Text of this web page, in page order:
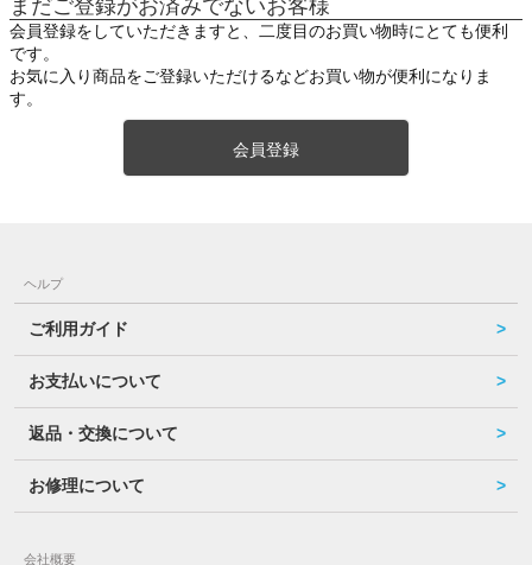
まだご登録がお済みでないお客様
会員登録をしていただきますと、二度目のお買い物時にとても便利
です。
お気に入り商品をご登録いただけるなどお買い物が便利になりま
す。
会員登録
ヘルプ
ご利用ガイド
お支払いについて
返品・交換について
お修理について
会社概要